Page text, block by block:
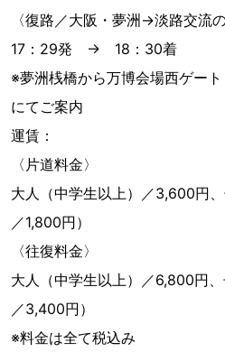
〈復路／大阪・夢洲→淡路交流の
17：29発 → 18：30着
※夢洲桟橋から万博会場西ゲー
にてご案内
運賃：
〈片道料金〉
大人（中学生以上）／3,600円
／1,800円）
〈往復料金〉
大人（中学生以上）／6,800円
／3,400円）
※料金は全て税込み